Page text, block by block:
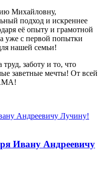
Михайловну,
подход и искреннее
её опыту и грамотной
уже с первой попытки
нашей семьи!
заботу и то, что
заветные мечты! От всей
Ивану Андреевичу